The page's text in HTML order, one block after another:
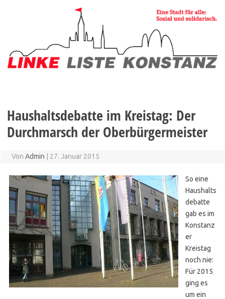
Haushaltsdebatte im Kreistag: Der
Durchmarsch der Oberbürgermeister
Von Admin 27. Januar 2015
So eine
Haushalts
debatte
gab es im
Konstanz
er
Kreistag
noch nie:
Für 2015
ging es
um ein